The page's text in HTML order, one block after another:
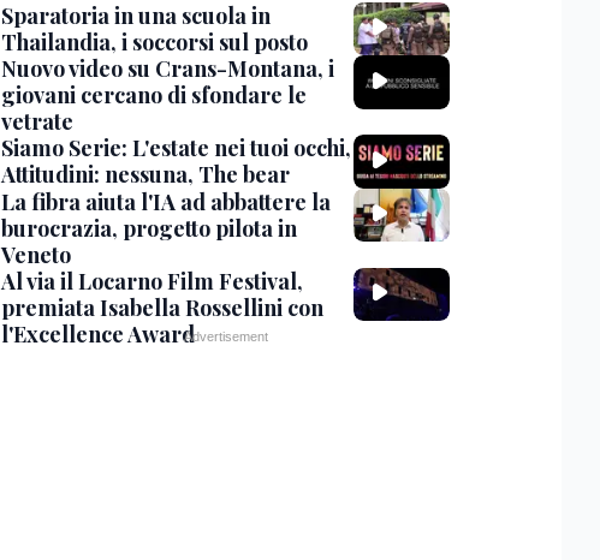
Sparatoria in una scuola in
Thailandia, i soccorsi sul posto
Nuovo video su Crans-Montana, i
giovani cercano di sfondare le
vetrate
Siamo Serie: L'estate nei tuoi occhi,
Attitudini: nessuna, The bear
La fibra aiuta l'IA ad abbattere la
burocrazia, progetto pilota in
Veneto
Al via il Locarno Film Festival,
premiata Isabella Rossellini con
l'Excellence Award